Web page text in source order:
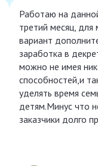
Работаю на
третий месяц, для
вариант
заработка в
можно не имея
способностей,и
уделять время
детям.Минус что
заказчики долго